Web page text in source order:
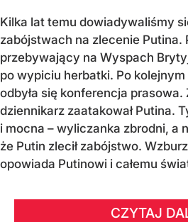
Kilka lat temu dowiadywaliśmy
zabójstwach na zlecenie Putina.
przebywający na Wyspach
po wypiciu herbatki. Po
odbyła się konferencja prasowa.
dziennikarz zaatakował Putina.
i mocna – wyliczanka zbrodni, a
że Putin zlecił zabójstwo.
opowiada Putinowi i całemu
CZYTAJ